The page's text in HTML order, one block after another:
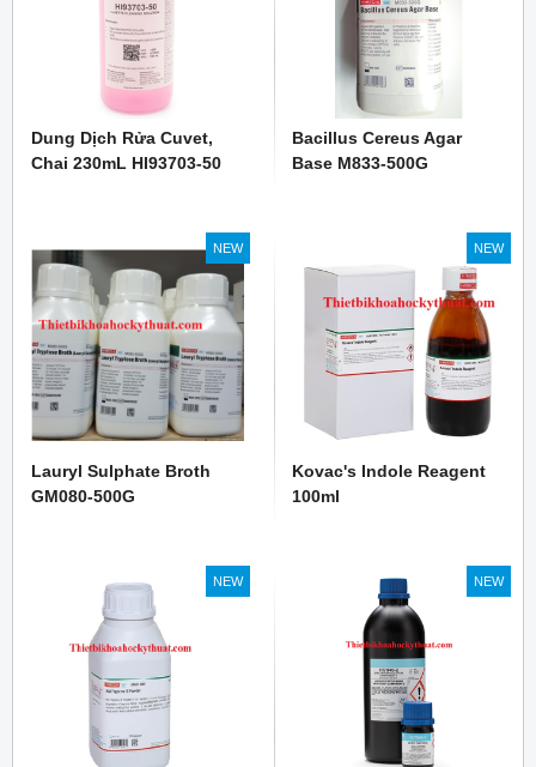
Dung Dịch Rửa Cuvet,
Chai 230mL HI93703-50
Bacillus Cereus Agar
Base M833-500G
NEW
Lauryl Sulphate Broth
GM080-500G
NEW
Kovac's Indole Reagent
100ml
NEW NEW